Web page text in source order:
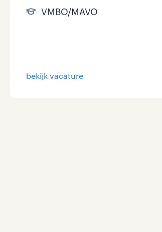
VMBO/MAVO
bekijk vacature